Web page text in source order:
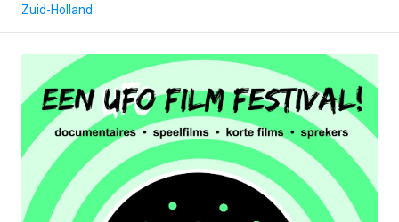
Zuid-Holland